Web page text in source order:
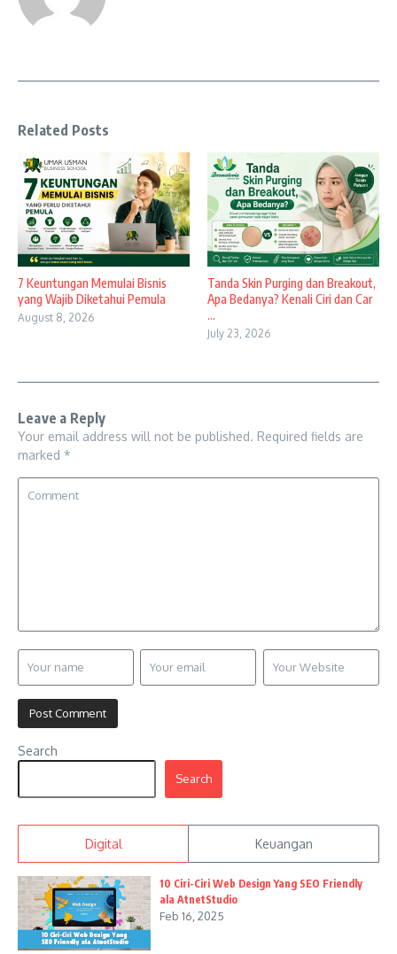
Related Posts
7 Keuntungan Memulai Bisnis
yang Wajib Diketahui Pemula
August 8, 2026
Tanda Skin Purging dan Breakout,
Apa Bedanya? Kenali Ciri dan Car
...
July 23, 2026
Leave a Reply
Your email address will not be published. Required fields are
marked *
Search
Search
Digital Keuangan
10 Ciri-Ciri Web Design Yang SEO Friendly
ala AtnetStudio
Feb 16, 2025